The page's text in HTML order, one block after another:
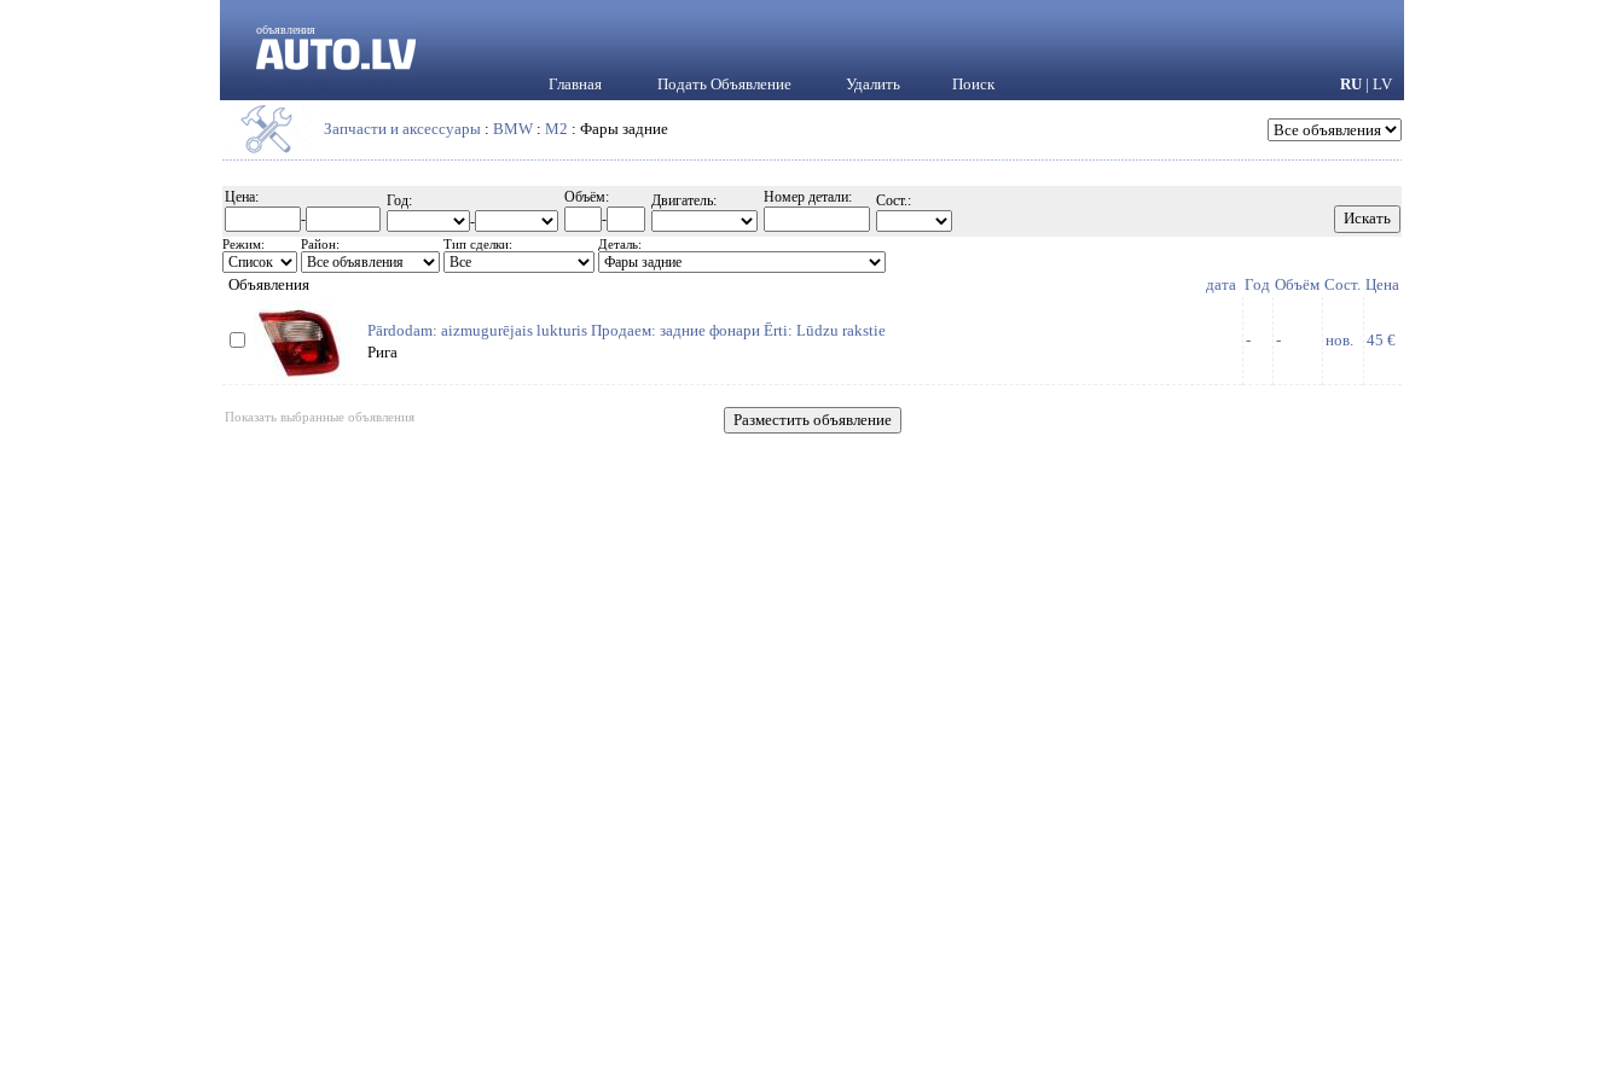
объявления
Главная Подать Объявление Удалить Поиск RU | LV
Запчасти и аксессуары : BMW : M2 : Фары задние
Цена:
-
Год:
-
Объём:
-
Двигатель: Номер детали: Сост.:
Режим: Район: Тип сделки: Деталь:
Объявления дата Год Объём Сост. Цена
Pārdodam: aizmugurējais lukturis Продаем: задние фонари Ērti: Lūdzu rakstie
Рига
- - нов. 45 €
Показать выбранные объявления